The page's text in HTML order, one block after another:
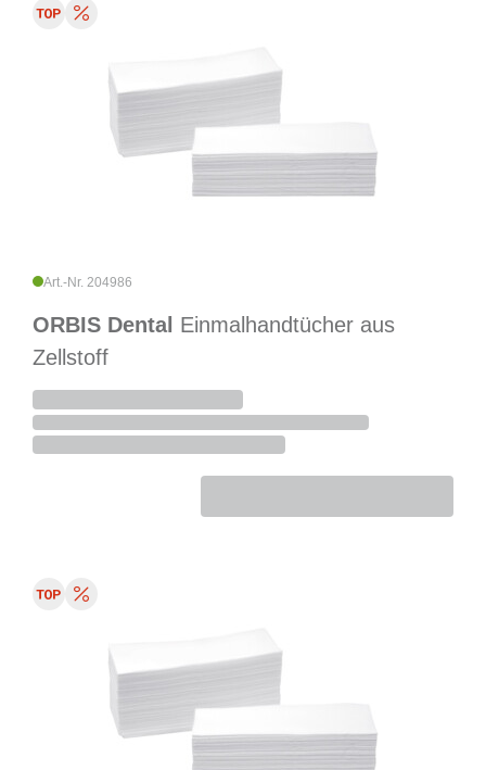
Art.-Nr. 204986
ORBIS Dental Einmalhandtücher aus
Zellstoff